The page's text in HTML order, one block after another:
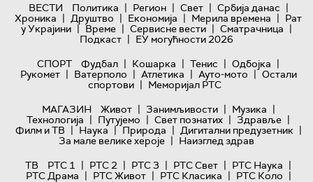
ВЕСТИ Политика | Регион | Свет | Србија данас |
Хроника | Друштво | Економија | Мерила времена | Рат
у Украјини | Време | Сервисне вести | Сматрачница |
Подкаст | ЕУ могућности 2026
СПОРТ
Фудбал | Кошарка | Тенис | Одбојка |
Рукомет | Ватерполо | Атлетика | Ауто-мото | Остали
спортови | Меморијал РТС
МАГАЗИН
Живот | Занимљивости | Музика |
Технологијa | Путујемо | Свет познатих | Здравље |
Филм и ТВ | Наука | Природа | Дигитални предузетник |
За мале велике хероје | Наизглед здрав
ТВ
РТС 1 | РТС 2 | РТС 3 | РТС Свет | РТС Наука |
РТС Драма | РТС Живот | РТС Класика | РТС Коло |